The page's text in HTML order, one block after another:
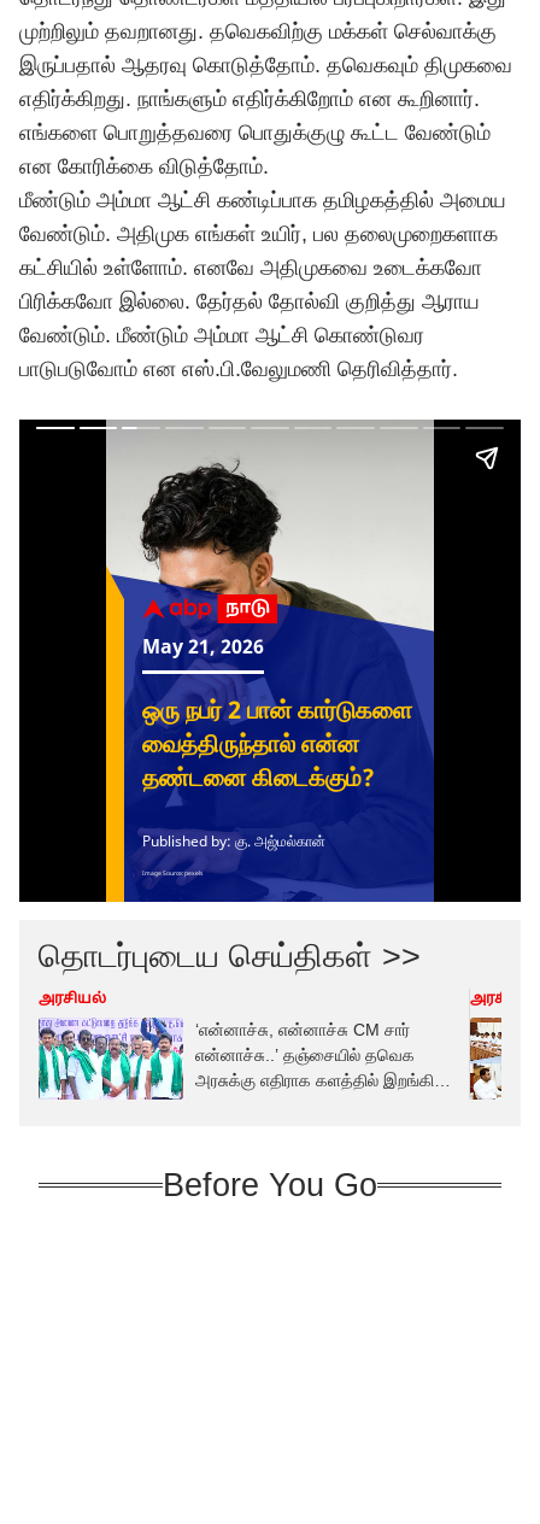
முற்றிலும் தவறானது. தவெகவிற்கு மக்கள் செல்வாக்கு
இருப்பதால் ஆதரவு கொடுத்தோம். தவெகவும் திமுகவை
எதிர்க்கிறது. நாங்களும் எதிர்க்கிறோம் என கூறினார்.
எங்களை பொறுத்தவரை பொதுக்குழு கூட்ட வேண்டும்
என கோரிக்கை விடுத்தோம்.
மீண்டும் அம்மா ஆட்சி கண்டிப்பாக தமிழகத்தில் அமைய
வேண்டும். அதிமுக எங்கள் உயிர், பல தலைமுறைகளாக
கட்சியில் உள்ளோம். எனவே அதிமுகவை உடைக்கவோ
பிரிக்கவோ இல்லை. தேர்தல் தோல்வி குறித்து ஆராய
வேண்டும். மீண்டும் அம்மா ஆட்சி கொண்டுவர
பாடுபடுவோம் என எஸ்.பி.வேலுமணி தெரிவித்தார்.
தொடர்புடைய செய்திகள் >>
அரசியல்
‘என்னாச்சு, என்னாச்சு CM சார்
என்னாச்சு..’ தஞ்சையில் தவெக
அரசுக்கு எதிராக களத்தில் இறங்கிய
அரசியல்
Before You Go